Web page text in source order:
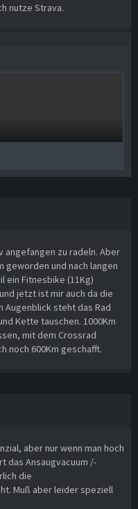
nutze Strava.
zu radeln. Aber
geworden und nach langen
ein Fitnesbike (11Kg)
jetzt ist mir auch da die
Augenblick steht das Rad
Kette tauschen. 1000Km
mit dem Crossrad
noch 600Km geschafft.
aber nur wenn man hoch
das Ansaugvacuum /-
die
Muß aber leider speziell